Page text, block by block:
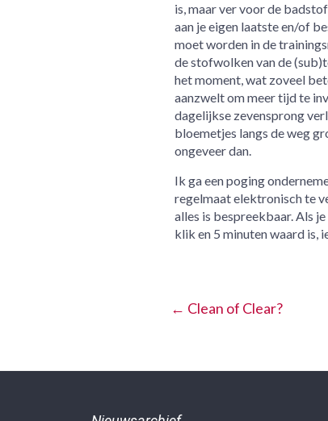
is, maar ver voor de
aan je eigen laatste en/of
moet worden in de
de stofwolken van de
het moment, wat zoveel
aanzwelt om meer tijd te
dagelijkse zevensprong
bloemetjes langs de weg
ongeveer dan.
Ik ga een poging
regelmaat elektronisch te
alles is bespreekbaar. Als
klik en 5 minuten waard is,
← Clean of Clear?